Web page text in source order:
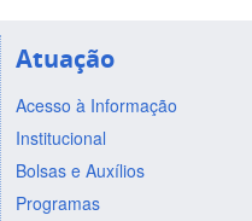
Atuação
Acesso à Informação
Institucional
Bolsas e Auxílios
Programas